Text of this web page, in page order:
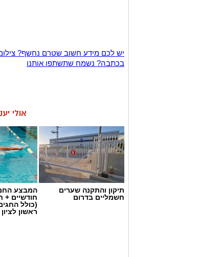
יש לכם מידע חשוב שטרם נחשף?
בכתבה? נשמח שתשתפו אותנו
אולי
תיקון והתקנה שערים
חשמליים בדרום
המבצע
חודשיים +
(כולל
ראשון לציון